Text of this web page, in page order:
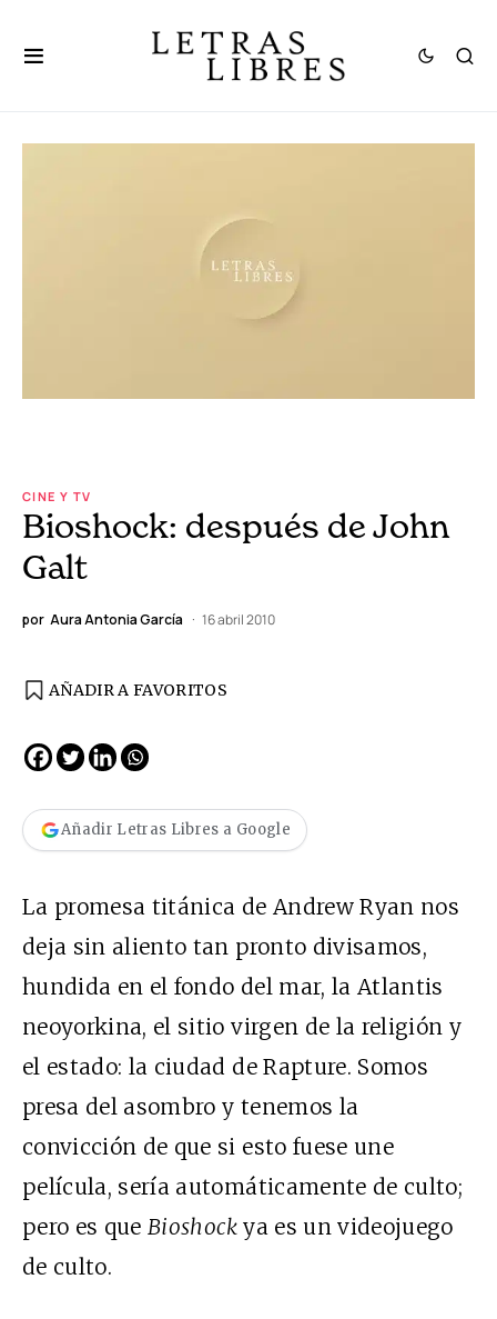
CINE Y TV
Bioshock: después de John
Galt
por Aura Antonia García 16 abril 2010
AÑADIR A FAVORITOS
Añadir Letras Libres a Google
La promesa titánica de Andrew Ryan nos
deja sin aliento tan pronto divisamos,
hundida en el fondo del mar, la Atlantis
neoyorkina, el sitio virgen de la religión y
el estado: la ciudad de Rapture. Somos
presa del asombro y tenemos la
convicción de que si esto fuese une
película, sería automáticamente de culto;
pero es queBioshockya es un videojuego
de culto.